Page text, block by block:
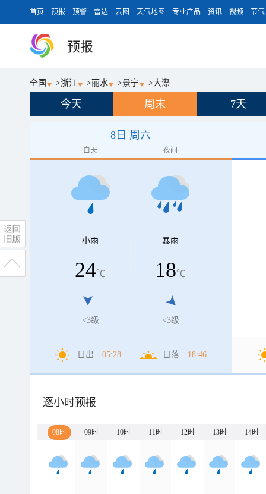
首页 预报 预警 雷达 云图 天气地图 专业产品 资讯 视频 节气
预报
全国 >浙江 >丽水 >景宁 >大漈
今天 周末 7天
8日 周六
白天 夜间
小雨
24℃
<3级
暴雨
18℃
<3级
日出 05:28 日落 18:46
逐小时预报
08时 09时 10时 11时 12时 13时 14时